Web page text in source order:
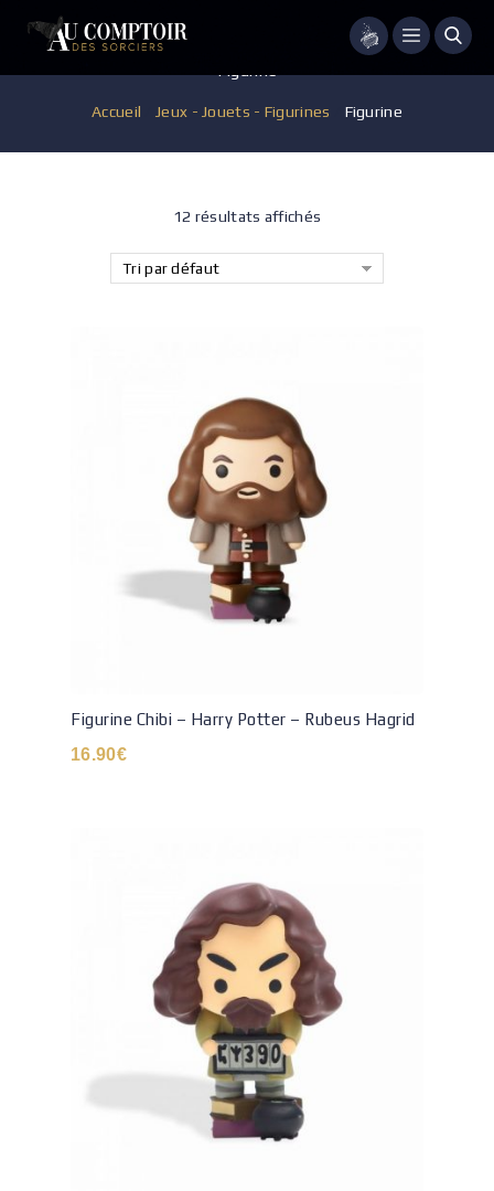
Menu
Accueil Jeux - Jouets - Figurines Figurine
12 résultats affichés
Tri par défaut
Figurine Chibi – Harry Potter – Rubeus Hagrid
16.90€